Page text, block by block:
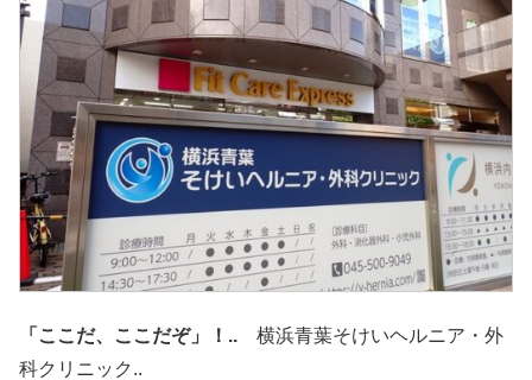
「ここだ、ここだぞ」！.. 横浜青葉そけいヘルニア・外
科クリニック..